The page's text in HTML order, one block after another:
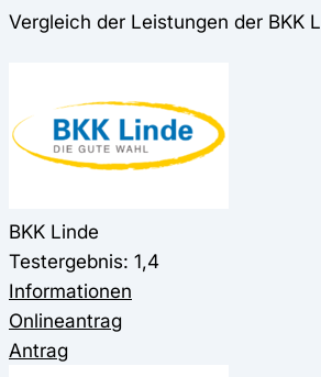
Vergleich der Leistungen der BKK
BKK Linde
Testergebnis: 1,4
Informationen
Onlineantrag
Antrag